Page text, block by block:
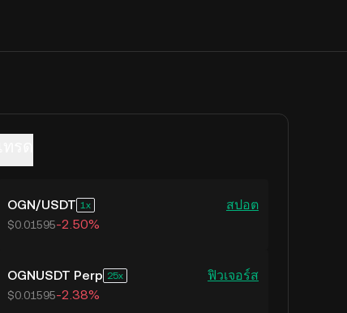
OGN/USDT 1 สปอต
$0.01595-2.50%
OGNUSDT Perp 25 ฟิวเจอร์ส
$0.01595-2.38%